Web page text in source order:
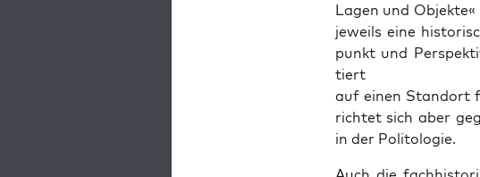
Lagen und
jew­eils eine
punkt und
tiert
auf einen Stan­dort
richtet sich aber
in der Poli­tolo­gie.